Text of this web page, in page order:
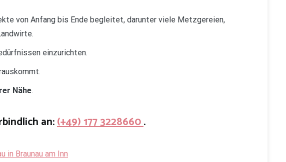
von Anfang bis Ende begleitet, darunter viele Metzgereien,
einzurichten.
Nähe.
an:(+49) 177 3228660.
in Braunau am Inn